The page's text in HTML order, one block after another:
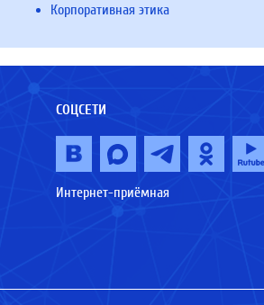
Корпоративная этика
СОЦСЕТИ
Интернет-приёмная